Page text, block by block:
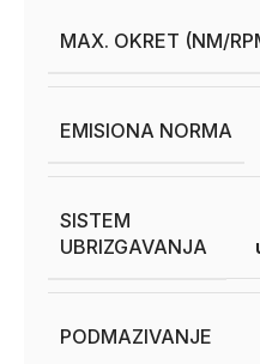
MAX. OKRET (NM/
EMISIONA NORMA
SISTEM
UBRIZGAVANJA
PODMAZIVANJE